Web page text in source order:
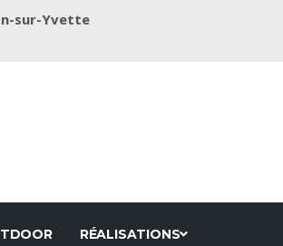
sur-Yvette
RÉALISATIONS